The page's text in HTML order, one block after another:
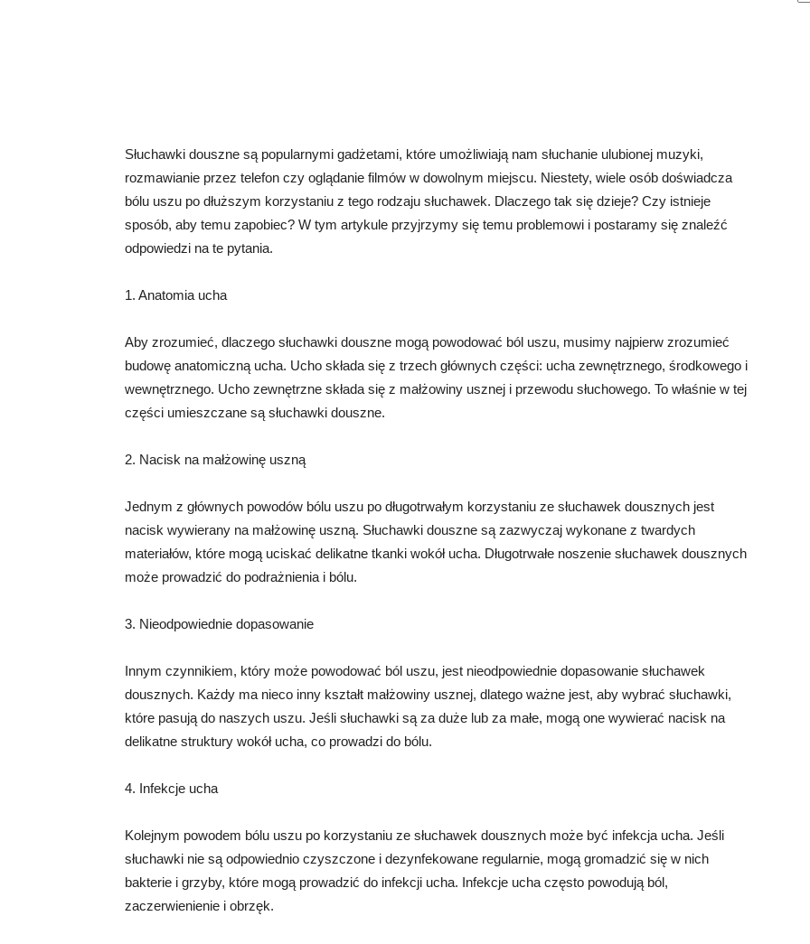
Słuchawki douszne są popularnymi gadżetami, które umożliwiają nam słuchanie ulubionej muzyki,
rozmawianie przez telefon czy oglądanie filmów w dowolnym miejscu. Niestety, wiele osób doświadcza
bólu uszu po dłuższym korzystaniu z tego rodzaju słuchawek. Dlaczego tak się dzieje? Czy istnieje
sposób, aby temu zapobiec? W tym artykule przyjrzymy się temu problemowi i postaramy się znaleźć
odpowiedzi na te pytania.
1. Anatomia ucha
Aby zrozumieć, dlaczego słuchawki douszne mogą powodować ból uszu, musimy najpierw zrozumieć
budowę anatomiczną ucha. Ucho składa się z trzech głównych części: ucha zewnętrznego, środkowego i
wewnętrznego. Ucho zewnętrzne składa się z małżowiny usznej i przewodu słuchowego. To właśnie w tej
części umieszczane są słuchawki douszne.
2. Nacisk na małżowinę uszną
Jednym z głównych powodów bólu uszu po długotrwałym korzystaniu ze słuchawek dousznych jest
nacisk wywierany na małżowinę uszną. Słuchawki douszne są zazwyczaj wykonane z twardych
materiałów, które mogą uciskać delikatne tkanki wokół ucha. Długotrwałe noszenie słuchawek dousznych
może prowadzić do podrażnienia i bólu.
3. Nieodpowiednie dopasowanie
Innym czynnikiem, który może powodować ból uszu, jest nieodpowiednie dopasowanie słuchawek
dousznych. Każdy ma nieco inny kształt małżowiny usznej, dlatego ważne jest, aby wybrać słuchawki,
które pasują do naszych uszu. Jeśli słuchawki są za duże lub za małe, mogą one wywierać nacisk na
delikatne struktury wokół ucha, co prowadzi do bólu.
4. Infekcje ucha
Kolejnym powodem bólu uszu po korzystaniu ze słuchawek dousznych może być infekcja ucha. Jeśli
słuchawki nie są odpowiednio czyszczone i dezynfekowane regularnie, mogą gromadzić się w nich
bakterie i grzyby, które mogą prowadzić do infekcji ucha. Infekcje ucha często powodują ból,
zaczerwienienie i obrzęk.